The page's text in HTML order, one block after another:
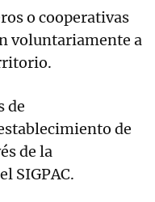
o cooperativas
voluntariamente a
de
de
de la
SIGPAC.